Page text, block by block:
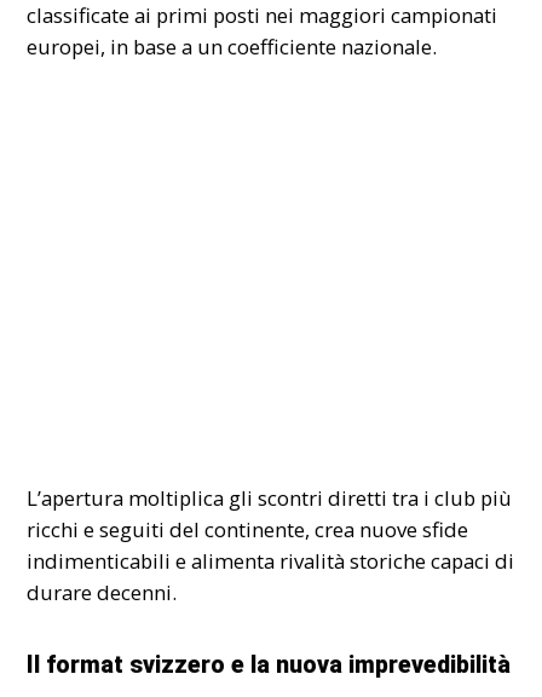
classificate ai primi posti nei maggiori campionati
europei, in base a un coefficiente nazionale.
L’apertura moltiplica gli scontri diretti tra i club più
ricchi e seguiti del continente, crea nuove sfide
indimenticabili e alimenta rivalità storiche capaci di
durare decenni.
Il format svizzero e la nuova imprevedibilità